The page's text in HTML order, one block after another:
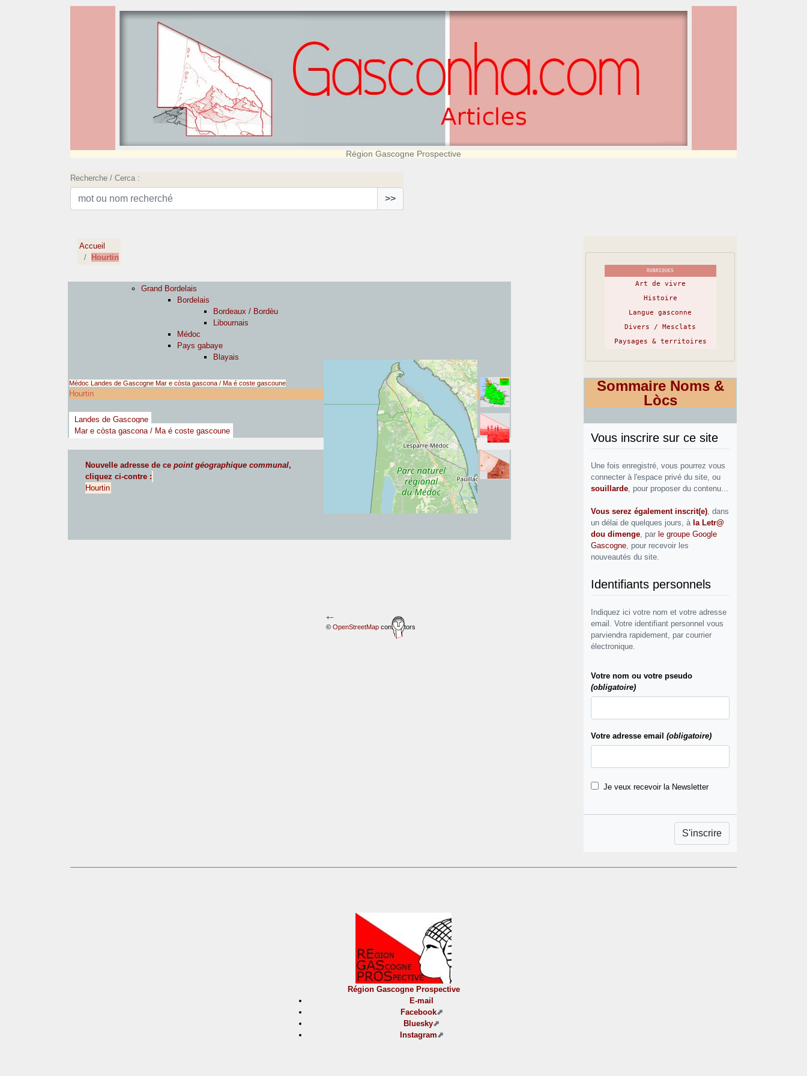
Région Gascogne Prospective
Recherche / Cerca :
>>
Accueil
Hourtin
Grand Bordelais
Bordelais
Bordeaux / Bordèu
Libournais
Médoc
Pays gabaye
Blayais
Médoc Landes de Gascogne Mar e còsta gascona / Ma é coste gascoune
+−
© OpenStreetMapcontributors
Hourtin
Landes de Gascogne
Mar e còsta gascona / Ma é coste gascoune
Nouvelle adresse de cepoint géographique communal,
cliquez ci-contre :
Hourtin
RUBRIQUES
Art de vivre
Histoire
Langue gasconne
Divers / Mesclats
Paysages & territoires
Sommaire Noms &
Lòcs
Vous inscrire sur ce site
Une fois enregistré, vous pourrez vous
connecter à l'espace privé du site, ou
souillarde , pour proposer du contenu...
Vous serez également inscrit(e), dans
un délai de quelques jours, à la Letr@
dou dimenge, par le groupe Google
Gascogne, pour recevoir les
nouveautés du site.
Identifiants personnels
Indiquez ici votre nom et votre adresse
email. Votre identifiant personnel vous
parviendra rapidement, par courrier
électronique.
Votre nom ou votre pseudo
(obligatoire)
Votre adresse email (obligatoire)
Je veux recevoir la Newsletter
Région Gascogne Prospective
E-mail
Facebook
Bluesky
Instagram